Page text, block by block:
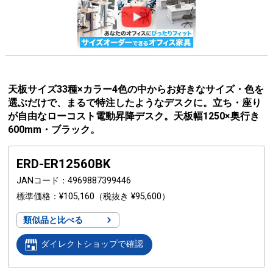
天板サイズ33種×カラー4色の中からお好きなサイズ・色を
選ぶだけで、まるで特注したようなデスクに。立ち・座り
が自由なローコスト電動昇降デスク。天板幅1250×奥行き
600mm・ブラック。
ERD-ER12560BK
JANコード
4969887399446
標準価格
¥105,160 （税抜き ¥95,600）
類似品と比べる
ダイレクトショップで確認